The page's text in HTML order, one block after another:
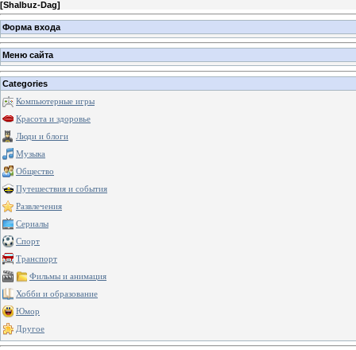
[Shalbuz-Dag]
Форма входа
Меню сайта
Categories
Компьютерные игры
Красота и здоровье
Люди и блоги
Музыка
Общество
Путешествия и события
Развлечения
Сериалы
Спорт
Транспорт
Фильмы и анимация
Хобби и образование
Юмор
Другое